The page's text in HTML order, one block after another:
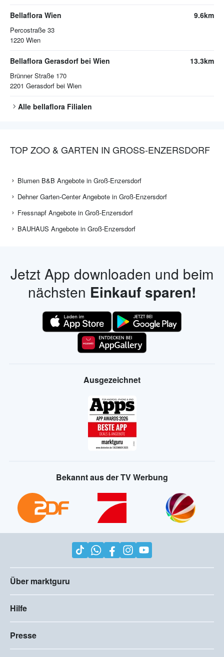
Bellaflora Wien
Percostraße 33
1220 Wien
9.6km
Bellaflora Gerasdorf bei Wien
Brünner Straße 170
2201 Gerasdorf bei Wien
13.3km
Alle bellaflora Filialen
TOP ZOO & GARTEN IN GROSS-ENZERSDORF
Blumen B&B Angebote in Groß-Enzersdorf
Dehner Garten-Center Angebote in Groß-Enzersdorf
Fressnapf Angebote in Groß-Enzersdorf
BAUHAUS Angebote in Groß-Enzersdorf
Jetzt App downloaden und beim
nächsten Einkauf sparen!
Ausgezeichnet
Bekannt aus der TV Werbung
Über marktguru
Hilfe
Presse